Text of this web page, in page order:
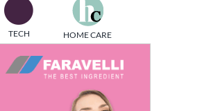
TECH HOME CARE